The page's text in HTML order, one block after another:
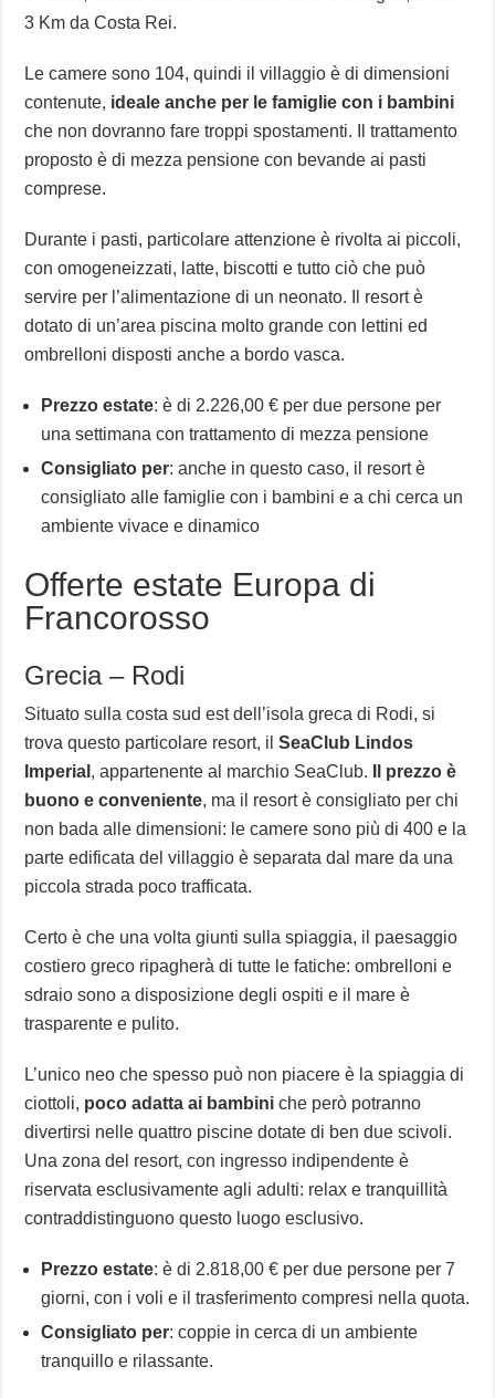
3 Km da Costa Rei.
Le camere sono 104, quindi il villaggio è di dimensioni
contenute, ideale anche per le famiglie con i bambini
che non dovranno fare troppi spostamenti. Il trattamento
proposto è di mezza pensione con bevande ai pasti
comprese.
Durante i pasti, particolare attenzione è rivolta ai piccoli,
con omogeneizzati, latte, biscotti e tutto ciò che può
servire per l’alimentazione di un neonato. Il resort è
dotato di un’area piscina molto grande con lettini ed
ombrelloni disposti anche a bordo vasca.
Prezzo estate: è di 2.226,00 € per due persone per
una settimana con trattamento di mezza pensione
Consigliato per: anche in questo caso, il resort è
consigliato alle famiglie con i bambini e a chi cerca un
ambiente vivace e dinamico
Offerte estate Europa di
Francorosso
Grecia – Rodi
Situato sulla costa sud est dell’isola greca di Rodi, si
trova questo particolare resort, ilSeaClub Lindos
Imperial , appartenente al marchio SeaClub.
Il prezzo è
buono e conveniente, ma il resort è consigliato per chi
non bada alle dimensioni: le camere sono più di 400 e la
parte edificata del villaggio è separata dal mare da una
piccola strada poco trafficata.
Certo è che una volta giunti sulla spiaggia, il paesaggio
costiero greco ripagherà di tutte le fatiche: ombrelloni e
sdraio sono a disposizione degli ospiti e il mare è
trasparente e pulito.
L’unico neo che spesso può non piacere è la spiaggia di
ciottoli, poco adatta ai bambini che però potranno
divertirsi nelle quattro piscine dotate di ben due scivoli.
Una zona del resort, con ingresso indipendente è
riservata esclusivamente agli adulti: relax e tranquillità
contraddistinguono questo luogo esclusivo.
Prezzo estate: è di 2.818,00 € per due persone per 7
giorni, con i voli e il trasferimento compresi nella quota.
Consigliato per: coppie in cerca di un ambiente
tranquillo e rilassante.